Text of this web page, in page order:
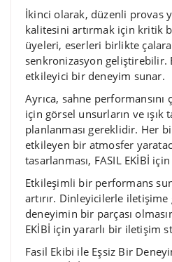
İkinci olarak, düzenli provas
kalitesini artırmak için kritik
üyeleri, eserleri birlikte
senkronizasyon geliştirebilir.
etkileyici bir deneyim sunar.
Ayrıca, sahne performansını
için görsel unsurların ve ışık
planlanması gereklidir. Her
etkileyen bir atmosfer
tasarlanması, FASIL EKİBİ
Etkileşimli bir performans
artırır. Dinleyicilerle iletişime
deneyimin bir parçası
EKİBİ için yararlı bir iletişim
Fasil Ekibi ile Eşsiz Bir